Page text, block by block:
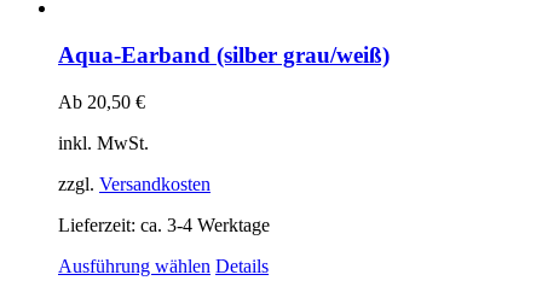
mehrere
Varianten
Produktseite
werden
Aqua-Earband (silber grau/weiß)
Ab 20,50 €
inkl. MwSt.
zzgl. Versandkosten
Lieferzeit: ca. 3-4 Werktage
Ausführung wählen Dieses
Details